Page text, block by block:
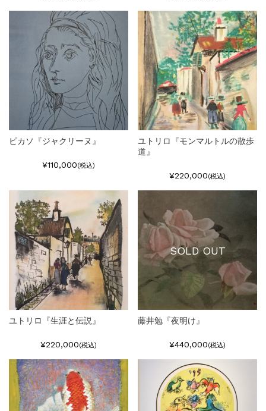
ピカソ『ジャクリーヌ』
¥110,000(税込)
ユトリロ『モンマルトルの散歩
道』
¥220,000(税込)
ユトリロ『生涯と伝説』
¥220,000(税込)
SOLD OUT
藤井勉『夜明け』
¥440,000(税込)